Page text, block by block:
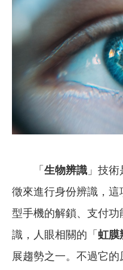
「 生物辨識 」技術
徵來進行身份辨識， 這
型手機的解鎖、支付
識，人眼相關的「 虹膜
展趨勢之一。 不過它的